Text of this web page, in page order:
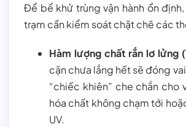
Để bể khử trùng vận hành ổn
trạm cần kiểm soát chặt chẽ các
Hàm lượng chất rắn lơ lửng
cặn chưa lắng hết sẽ đóng
“chiếc khiên” che chắn cho
hóa chất không chạm tới
UV.